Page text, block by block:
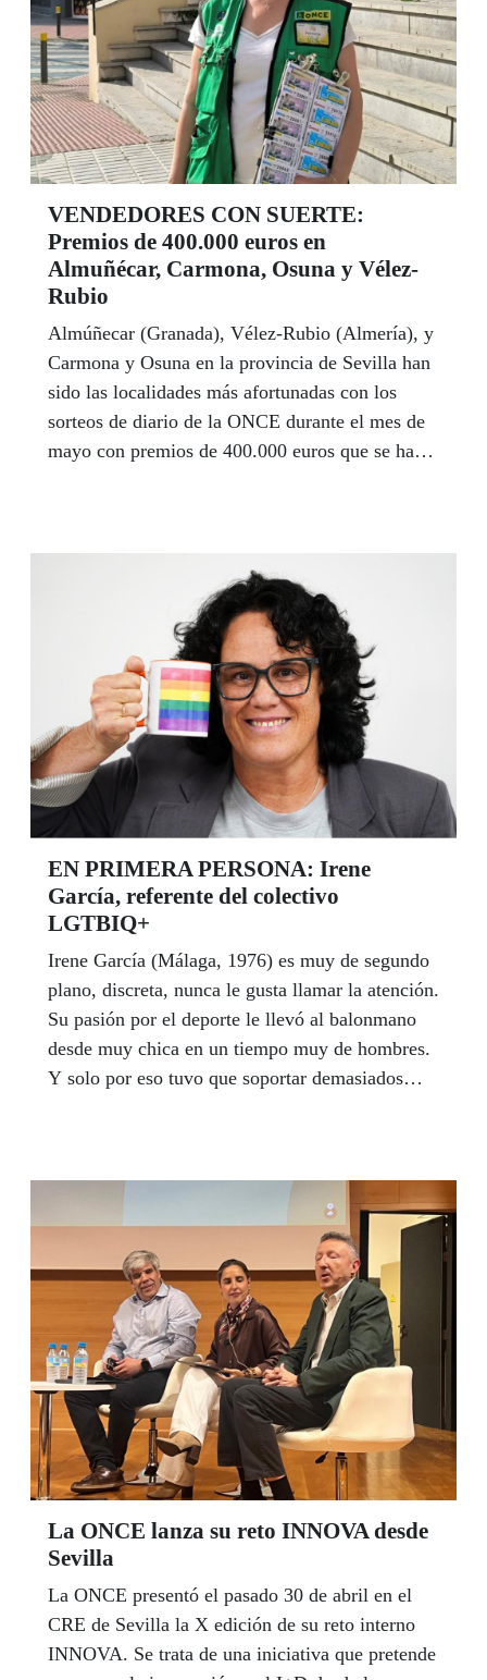
próximo 17 de junio en el Teatro Infanta Leonor.
VENDEDORES CON SUERTE:
Premios de 400.000 euros en
Almuñécar, Carmona, Osuna y Vélez-
Rubio
Almúñecar (Granada), Vélez-Rubio (Almería), y
Carmona y Osuna en la provincia de Sevilla han
sido las localidades más afortunadas con los
sorteos de diario de la ONCE durante el mes de
mayo con premios de 400.000 euros que se han
EN PRIMERA PERSONA: Irene
García, referente del colectivo
LGTBIQ+
Irene García (Málaga, 1976) es muy de segundo
plano, discreta, nunca le gusta llamar la atención.
Su pasión por el deporte le llevó al balonmano
desde muy chica en un tiempo muy de hombres.
Y solo por eso tuvo que soportar demasiados
quien ha querido y hoy, madre de dos hijas, con
su mujer, Carolina, no necesita enarbolar la
bandera arcoíris para proclamar su orgullo por su
identidad sexual. Y siente que su ejemplo puede
servir de guía a muchas personas que todavía no
se atreven a dar ese paso. Ha sido durante un año
la directora de la ONCE en Torremolinos, la
cuna de los derechos LGTBIQ+ en España, y
desde el pasado mes gestiona los Servicios
Sociales de la ONCE en Málaga. | LUIS GRESA
La ONCE lanza su reto INNOVA desde
Sevilla
La ONCE presentó el pasado 30 de abril en el
CRE de Sevilla la X edición de su reto interno
INNOVA. Se trata de una iniciativa que pretende